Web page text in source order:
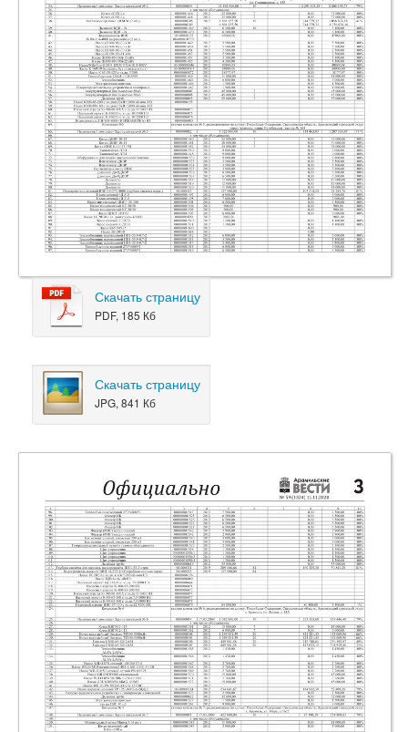
Скачать страницу
PDF, 185 Кб
Скачать страницу
JPG, 841 Кб